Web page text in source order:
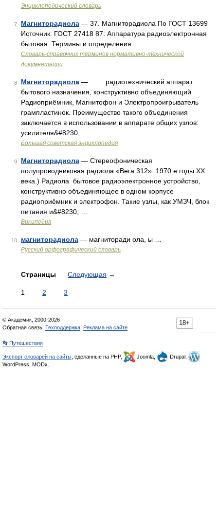
Энциклопедический словарь
7 Магниторадиола — 37. Магниторадиола По ГОСТ 13699
Источник: ГОСТ 27418 87: Аппаратура радиоэлектронная
бытовая. Термины и определения …
Словарь-справочник терминов нормативно-технической
документации
8 Магниторадиола — радиотехнический аппарат
бытового назначения, конструктивно объединяющий
Радиоприёмник, Магнитофон и Электропроигрыватель
грампластинок. Преимущество такого объединения
заключается в использовании в аппарате общих узлов:
усилителя&#8230; …
Большая советская энциклопедия
9 Магниторадиола — Стереофоническая
полупроводниковая радиола «Вега 312». 1970 е годы XX
века.) Радиола бытовое радиоэлектронное устройство,
конструктивно объединяющее в одном корпусе
радиоприёмник и электрофон. Такие узлы, как УМЗЧ, блок
питания и&#8230; …
Википедия
10 магниторадиола — магниторади ола, ы …
Русский орфографический словарь
Страницы Следующая →
1 2 3
18+
© Академик, 2000-2026
Обратная связь: Техподдержка Реклама на сайте
👣 Путешествия
Экспорт словарей на сайты , сделанные на PHP, Joomla,
Drupal,
WordPress, MODx.